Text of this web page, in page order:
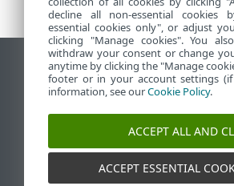
查看桌面站点
End of Life
ESET 知识库
ESET Status Portal
区域支持
decline all non-essential cookies
essential cookies only", or adjust
clicking "Manage cookies". You
withdraw your consent or change
anytime by clicking the "Manage
footer or in your account settings (if
information, see ourCookie Policy.
ACCEPT ALL AND
ACCEPT ESSENTIAL